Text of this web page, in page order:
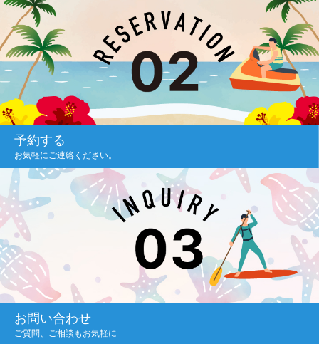
予約する
お気軽にご連絡ください。
お問い合わせ
ご質問、ご相談もお気軽に